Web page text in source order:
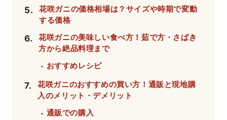
5.
花咲ガニの価格相場は？サイズや時期で変動
する価格
6.
花咲ガニの美味しい食べ方！茹で方・さばき
方から絶品料理まで
・ おすすめレシピ
7.
花咲ガニのおすすめの買い方！通販と現地購
入のメリット・デメリット
・ 通販での購入